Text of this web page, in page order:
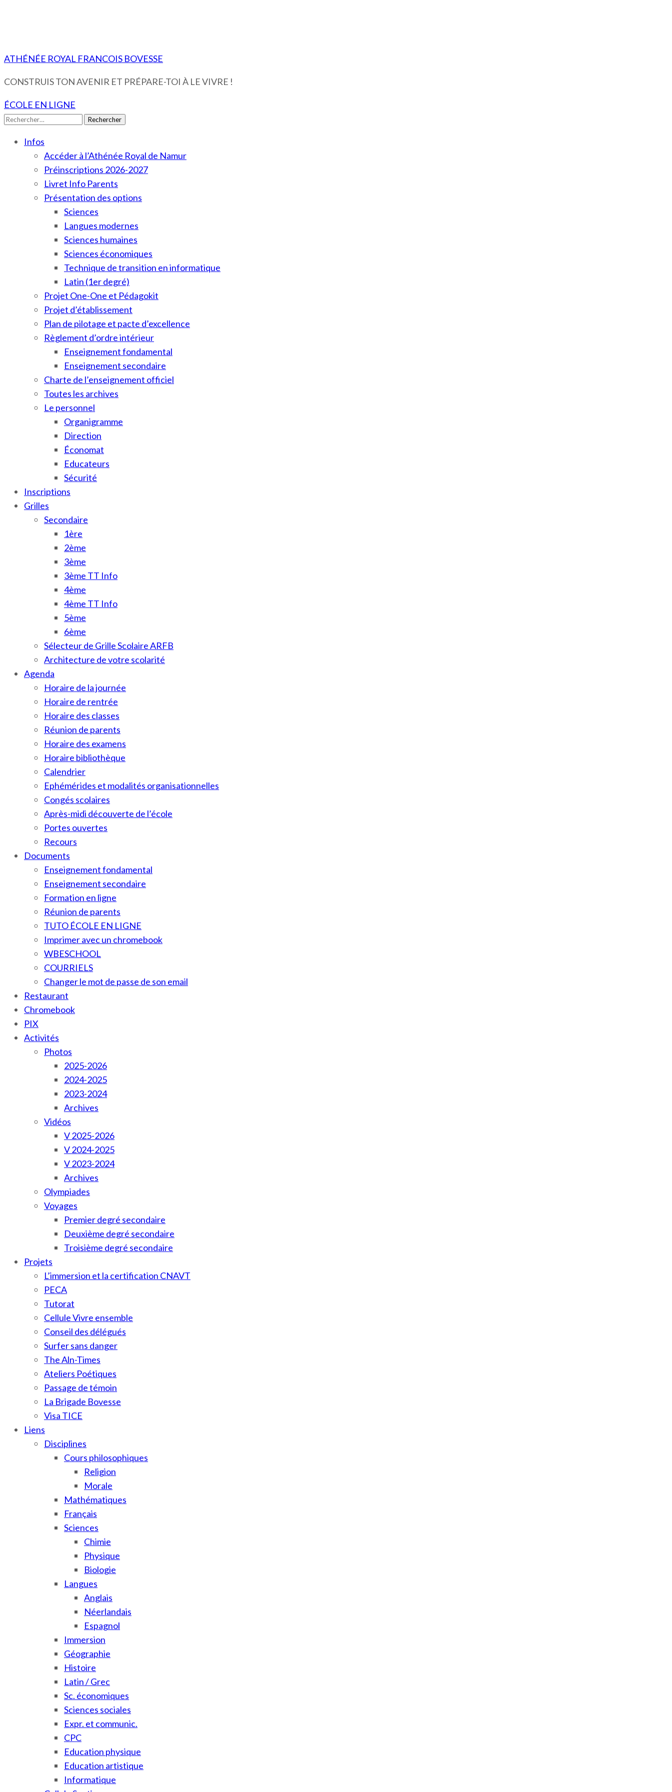
ATHÉNÉE ROYAL FRANCOIS BOVESSE
CONSTRUIS TON AVENIR ET PRÉPARE-TOI À LE VIVRE !
ÉCOLE EN LIGNE
Rechercher :
Infos
Accéder à l’Athénée Royal de Namur
Préinscriptions 2026-2027
Livret Info Parents
Présentation des options
Sciences
Langues modernes
Sciences humaines
Sciences économiques
Technique de transition en informatique
Latin (1er degré)
Projet One-One et Pédagokit
Projet d’établissement
Plan de pilotage et pacte d’excellence
Règlement d’ordre intérieur
Enseignement fondamental
Enseignement secondaire
Charte de l’enseignement officiel
Toutes les archives
Le personnel
Organigramme
Direction
Économat
Educateurs
Sécurité
Inscriptions
Grilles
Secondaire
1ère
2ème
3ème
3ème TT Info
4ème
4ème TT Info
5ème
6ème
Sélecteur de Grille Scolaire ARFB
Architecture de votre scolarité
Agenda
Horaire de la journée
Horaire de rentrée
Horaire des classes
Réunion de parents
Horaire des examens
Horaire bibliothèque
Calendrier
Ephémérides et modalités organisationnelles
Congés scolaires
Après-midi découverte de l’école
Portes ouvertes
Recours
Documents
Enseignement fondamental
Enseignement secondaire
Formation en ligne
Réunion de parents
TUTO ÉCOLE EN LIGNE
Imprimer avec un chromebook
WBESCHOOL
COURRIELS
Changer le mot de passe de son email
Restaurant
Chromebook
PIX
Activités
Photos
2025-2026
2024-2025
2023-2024
Archives
Vidéos
V 2025-2026
V 2024-2025
V 2023-2024
Archives
Olympiades
Voyages
Premier degré secondaire
Deuxième degré secondaire
Troisième degré secondaire
Projets
L’immersion et la certification CNAVT
PECA
Tutorat
Cellule Vivre ensemble
Conseil des délégués
Surfer sans danger
The Aln-Times
Ateliers Poétiques
Passage de témoin
La Brigade Bovesse
Visa TICE
Liens
Disciplines
Cours philosophiques
Religion
Morale
Mathématiques
Français
Sciences
Chimie
Physique
Biologie
Langues
Anglais
Néerlandais
Espagnol
Immersion
Géographie
Histoire
Latin / Grec
Sc. économiques
Sciences sociales
Expr. et communic.
CPC
Education physique
Education artistique
Informatique